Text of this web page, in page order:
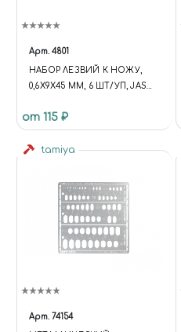
Арт. 4801
НАБОР ЛЕЗВИЙ К НОЖУ,
0,6Х9Х45 ММ, 6 ШТ/УП, JAS
от 115 ₽
tamiya
Арт. 74154